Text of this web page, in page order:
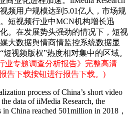
频用户规模达到5.01亿人，市场规
短视频行业中MCN机构增长迅
。在发展势头强劲的情况下，短视
大数据舆情商情监控系统数据显
视频版权”热度相对集中的区域。
业专题调查分析报告》完整高清
告下载按钮进行报告下载。)
process of China’s short video
data of iiMedia Research, the
China reached 501million in 2018，